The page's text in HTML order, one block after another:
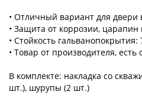
• Отличный вариант для двери
• Защита от коррозии, царапин
• Стойкость
• Товар от производителя, есть
В комплекте: накладка со
шт.), шурупы (2 шт.)